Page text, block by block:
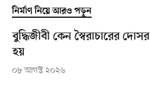
নির্মাণ নিয়ে আরও পড়ুন
বুদ্ধিজীবী কেন স্বৈরাচারের দোসর
হয়
০৮ আগস্ট ২০২৬